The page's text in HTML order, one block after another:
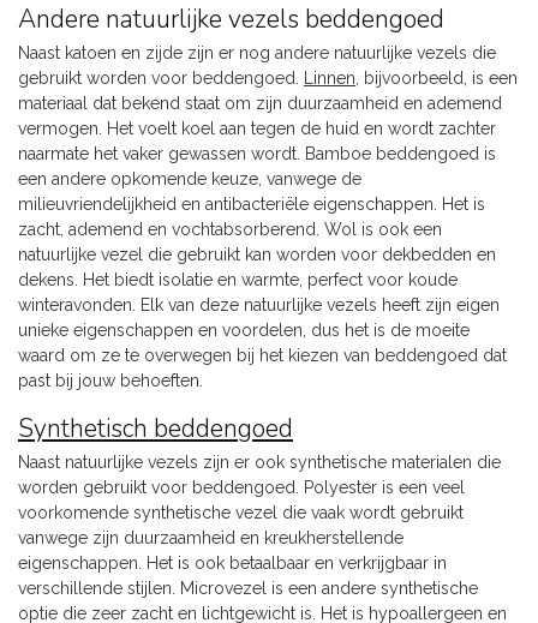
Andere natuurlijke vezels beddengoed
Naast katoen en zijde zijn er nog andere natuurlijke vezels die
gebruikt worden voor beddengoed.
Linnen , bijvoorbeeld, is een
materiaal dat bekend staat om zijn duurzaamheid en ademend
vermogen. Het voelt koel aan tegen de huid en wordt zachter
naarmate het vaker gewassen wordt. Bamboe beddengoed is
een andere opkomende keuze, vanwege de
milieuvriendelijkheid en antibacteriële eigenschappen. Het is
zacht, ademend en vochtabsorberend. Wol is ook een
natuurlijke vezel die gebruikt kan worden voor dekbedden en
dekens. Het biedt isolatie en warmte, perfect voor koude
winteravonden. Elk van deze natuurlijke vezels heeft zijn eigen
unieke eigenschappen en voordelen, dus het is de moeite
waard om ze te overwegen bij het kiezen van beddengoed dat
past bij jouw behoeften.
Synthetisch beddengoed
Naast natuurlijke vezels zijn er ook synthetische materialen die
worden gebruikt voor beddengoed. Polyester is een veel
voorkomende synthetische vezel die vaak wordt gebruikt
vanwege zijn duurzaamheid en kreukherstellende
eigenschappen. Het is ook betaalbaar en verkrijgbaar in
verschillende stijlen. Microvezel is een andere synthetische
optie die zeer zacht en lichtgewicht is. Het is hypoallergeen en